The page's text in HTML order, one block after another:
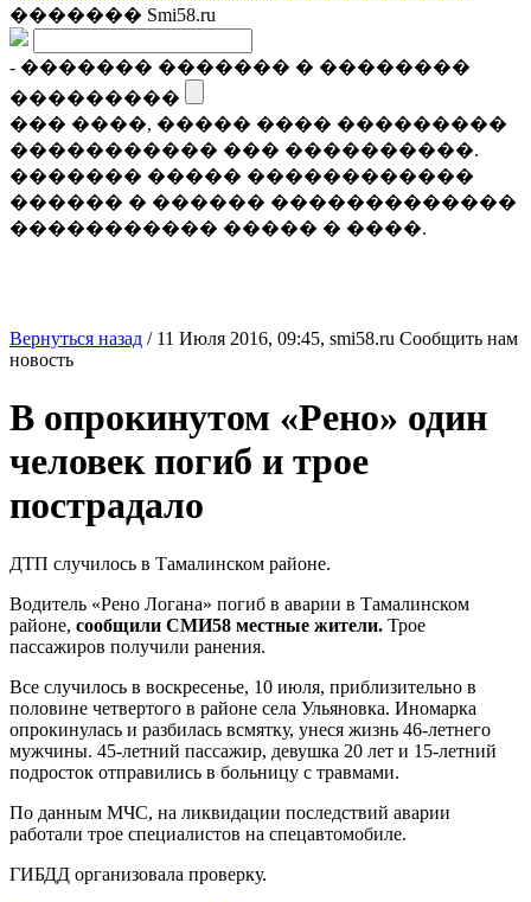
������� Smi58.ru
- ������� ������� � ��������
���������
��� ����, ����� ���� ���������
����������� ��� ����������.
������� ����� ������������
������ � ������ �������������
����������� ����� � ����.
Вернуться назад / 11 Июля 2016, 09:45, smi58.ru Сообщить нам
новость
В опрокинутом «Рено» один
человек погиб и трое
пострадало
ДТП случилось в Тамалинском районе.
Водитель «Рено Логана» погиб в аварии в Тамалинском
районе, сообщили СМИ58 местные жители. Трое
пассажиров получили ранения.
Все случилось в воскресенье, 10 июля, приблизительно в
половине четвертого в районе села Ульяновка. Иномарка
опрокинулась и разбилась всмятку, унеся жизнь 46-летнего
мужчины. 45-летний пассажир, девушка 20 лет и 15-летний
подросток отправились в больницу с травмами.
По данным МЧС, на ликвидации последствий аварии
работали трое специалистов на спецавтомобиле.
ГИБДД организовала проверку.